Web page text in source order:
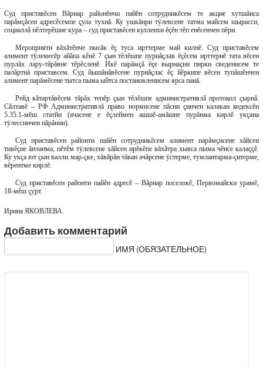
Суд приставĕсен Вăрнар районĕнчи пайĕн сотрудникĕсем те акцие хутшăнса
парăмçăсен адресĕсемпе çула тухнă. Ку ушкăнри тÿлевсене татма майсем шырасси,
социаллă пĕлтерĕшне кура – суд приставĕсен кулленхи ĕçĕн тĕп енĕсенчен пĕри.
Мероприяти вăхăтĕнче пысăк ĕç туса ирттерме май килнĕ. Суд приставĕсем
алимент тÿлемесĕр айăпа кĕнĕ 7 çын тĕлĕшпе пурнăçлав ĕçĕсем ирттернĕ тата вĕсен
пурлăх лару-тăрăвне тĕрĕсленĕ. Икĕ парăмçă ĕçе вырнаçни пирки сведенисем те
палăртнă приставсем. Суд йышăнăвĕсене пурнăçлас ĕç йĕркипе вĕсен тупăшĕнчен
алимент парăмĕсене тытса пыма ыйтса постановленисем ярса панă.
Рейд кăтартăвĕсем тăрăх тепĕр çын тĕлĕшпе административлă протокол çырнă.
Сăлтавĕ – РФ Административлă право нормисене пăсни çинчен калакан кодексĕн
5.35.1-мĕш статйи (ачасене е ĕçлеймен ашшĕ-амăшне пурăнма кирлĕ укçана
тÿлессинчен пăрăнни).
Суд приставĕсен районти пайĕн сотрудникĕсем алимент парăмçисене хăйсен
тивĕçне ăнланма, пĕтĕм тÿлевсене хăйсен ирĕкĕпе вăхăтра хывса пыма чĕнсе калаççĕ.
Ку укçа ют çын валли мар-çке, хăвăрăн тăван ачăрсене ÿстерме, тумлантарма-çитерме,
вĕрентме кирлĕ.
Суд приставĕсен районти пайĕн адресĕ – Вăрнар поселокĕ, Первомайски урамĕ,
18-мĕш çурт.
Ирина ЯКОВЛЕВА.
Добавить комментарий
ИМЯ (ОБЯЗАТЕЛЬНОЕ)